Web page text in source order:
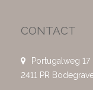
CONTACT
Portugalweg 17
2411 PR